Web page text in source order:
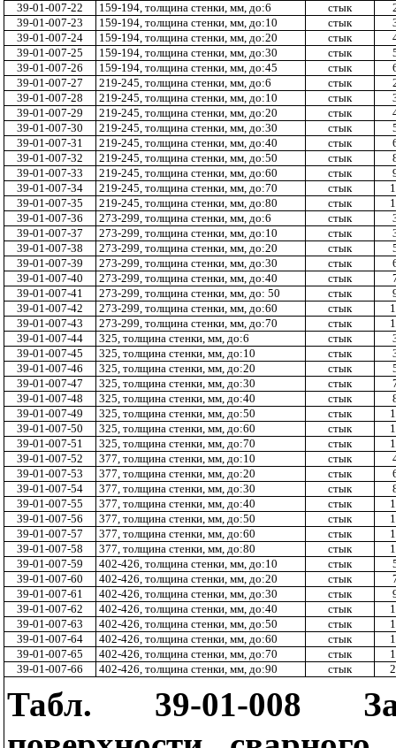
39-01-007-22
159-194, толщина стенки, мм, до:6 стык
39-01-007-23
159-194, толщина стенки, мм, до:10 стык
39-01-007-24
159-194, толщина стенки, мм, до:20 стык
39-01-007-25
159-194, толщина стенки, мм, до:30 стык
39-01-007-26
159-194, толщина стенки, мм, до:45 стык
39-01-007-27
219-245, толщина стенки, мм, до:6 стык
39-01-007-28
219-245, толщина стенки, мм, до:10 стык
39-01-007-29
219-245, толщина стенки, мм, до:20 стык
39-01-007-30
219-245, толщина стенки, мм, до:30 стык
39-01-007-31
219-245, толщина стенки, мм, до:40 стык
39-01-007-32
219-245, толщина стенки, мм, до:50 стык
39-01-007-33
219-245, толщина стенки, мм, до:60 стык
39-01-007-34
219-245, толщина стенки, мм, до:70 стык
39-01-007-35
219-245, толщина стенки, мм, до:80 стык
39-01-007-36
273-299, толщина стенки, мм, до:6 стык
39-01-007-37
273-299, толщина стенки, мм, до:10 стык
39-01-007-38
273-299, толщина стенки, мм, до:20 стык
39-01-007-39
273-299, толщина стенки, мм, до:30 стык
39-01-007-40
273-299, толщина стенки, мм, до:40 стык
39-01-007-41
273-299, толщина стенки, мм, до: 50 стык
39-01-007-42
273-299, толщина стенки, мм, до:60 стык
39-01-007-43
273-299, толщина стенки, мм, до:70 стык
39-01-007-44
325, толщина стенки, мм, до:6 стык
39-01-007-45
325, толщина стенки, мм, до:10 стык
39-01-007-46
325, толщина стенки, мм, до:20 стык
39-01-007-47
325, толщина стенки, мм, до:30 стык
39-01-007-48
325, толщина стенки, мм, до:40 стык
39-01-007-49
325, толщина стенки, мм, до:50 стык
39-01-007-50
325, толщина стенки, мм, до:60 стык
39-01-007-51
325, толщина стенки, мм, до:70 стык
39-01-007-52
377, толщина стенки, мм, до:10 стык
39-01-007-53
377, толщина стенки, мм, до:20 стык
39-01-007-54
377, толщина стенки, мм, до:30 стык
39-01-007-55
377, толщина стенки, мм, до:40 стык
39-01-007-56
377, толщина стенки, мм, до:50 стык
39-01-007-57
377, толщина стенки, мм, до:60 стык
39-01-007-58
377, толщина стенки, мм, до:80 стык
39-01-007-59
402-426, толщина стенки, мм, до:10 стык
39-01-007-60
402-426, толщина стенки, мм, до:20 стык
39-01-007-61
402-426, толщина стенки, мм, до:30 стык
39-01-007-62
402-426, толщина стенки, мм, до:40 стык
39-01-007-63
402-426, толщина стенки, мм, до:50 стык
39-01-007-64
402-426, толщина стенки, мм, до:60 стык
39-01-007-65
402-426, толщина стенки, мм, до:70 стык
39-01-007-66
402-426, толщина стенки, мм, до:90 стык
Табл. 39-01-008